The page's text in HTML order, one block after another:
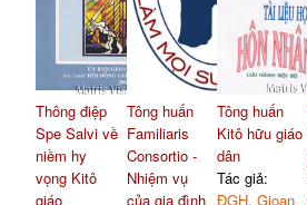
Thông điệp
Spe Salvi về
niềm hy
vọng Kitô
giáo
Tông huấn
Familiaris
Consortio -
Nhiệm vụ
của gia đình
Tông huấn
Kitô hữu giáo
dân
Tác giả:
ĐGH. Gioan